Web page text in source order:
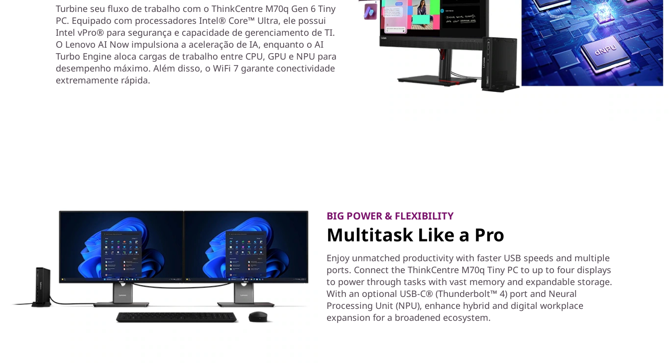
Turbine seu fluxo de trabalho com o ThinkCentre M70q Gen 6 Tiny
PC. Equipado com processadores Intel® Core™ Ultra, ele possui
Intel vPro® para segurança e capacidade de gerenciamento de TI.
O Lenovo AI Now impulsiona a aceleração de IA, enquanto o AI
Turbo Engine aloca cargas de trabalho entre CPU, GPU e NPU para
desempenho máximo. Além disso, o WiFi 7 garante conectividade
extremamente rápida.
BIG POWER & FLEXIBILITY
Multitask Like a Pro
Enjoy unmatched productivity with faster USB speeds and multiple
ports. Connect the ThinkCentre M70q Tiny PC to up to four displays
to power through tasks with vast memory and expandable storage.
With an optional USB-C® (Thunderbolt™ 4) port and Neural
Processing Unit (NPU), enhance hybrid and digital workplace
expansion for a broadened ecosystem.